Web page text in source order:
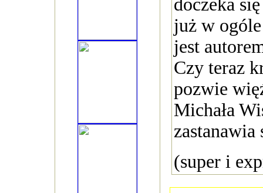
doczeka
już w
jest
Czy teraz
pozwie
Michała
(super i